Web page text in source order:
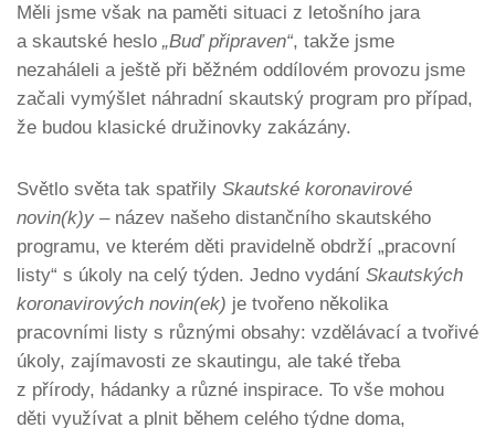
Měli jsme však na paměti situaci z letošního jara
a skautské heslo „Buď připraven“, takže jsme
nezaháleli a ještě při běžném oddílovém provozu jsme
začali vymýšlet náhradní skautský program pro případ,
že budou klasické družinovky zakázány.
Světlo světa tak spatřily Skautské koronavirové
novin(k)y – název našeho distančního skautského
programu, ve kterém děti pravidelně obdrží „pracovní
listy“ s úkoly na celý týden. Jedno vydání Skautských
koronavirových novin(ek) je tvořeno několika
pracovními listy s různými obsahy: vzdělávací a tvořivé
úkoly, zajímavosti ze skautingu, ale také třeba
z přírody, hádanky a různé inspirace. To vše mohou
děti využívat a plnit během celého týdne doma,